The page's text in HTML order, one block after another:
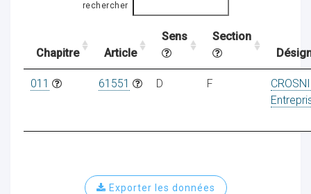
rechercher
Chapitre Article
Sens
Section
011 61551 D F
Exporter les données